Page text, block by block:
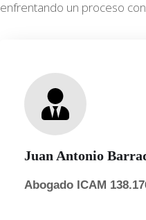
enfrentando un proceso
Juan Antonio
Abogado ICAM